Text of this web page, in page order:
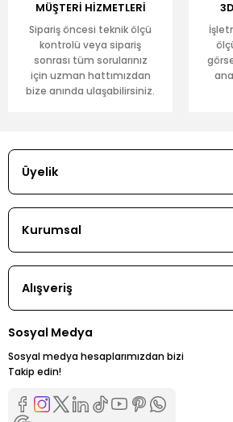
MÜŞTERİ HİZMETLERİ
Sipariş öncesi teknik ölçü
kontrolü veya sipariş
sonrası tüm sorularınız
için uzman hattımızdan
bize anında ulaşabilirsiniz.
Üyelik
Kurumsal
Alışveriş
Sosyal Medya
Sosyal medya hesaplarımızdan bizi
Takip edin!